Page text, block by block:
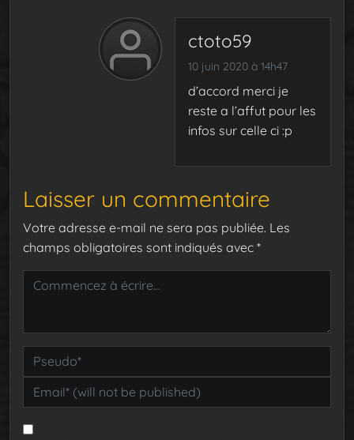
ctoto59
10 juin 2020 à 14h47
d’accord merci je
reste a l’affut pour les
infos sur celle ci :p
Laisser un commentaire
Votre adresse e-mail ne sera pas publiée. Les
champs obligatoires sont indiqués avec *